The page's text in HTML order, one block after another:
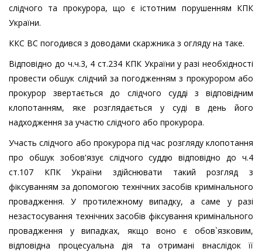
слідчого та прокурора, що є істотним порушенням КПК
України.
ККС ВС погодився з доводами скаржника з огляду на таке.
Відповідно до ч.ч.3, 4 ст.234 КПК України у разі необхідності
провести обшук слідчий за погодженням з прокурором або
прокурор звертається до слідчого судді з відповідним
клопотанням, яке розглядається у суді в день його
надходження за участю слідчого або прокурора.
Участь слідчого або прокурора під час розгляду клопотання
про обшук зобов'язує слідчого суддю відповідно до ч.4
ст.107 КПК України здійснювати такий розгляд з
фіксуванням за допомогою технічних засобів кримінального
провадження. У протилежному випадку, а саме у разі
незастосування технічних засобів фіксування кримінального
провадження у випадках, якщо воно є обов`язковим,
відповідна процесуальна дія та отримані внаслідок її